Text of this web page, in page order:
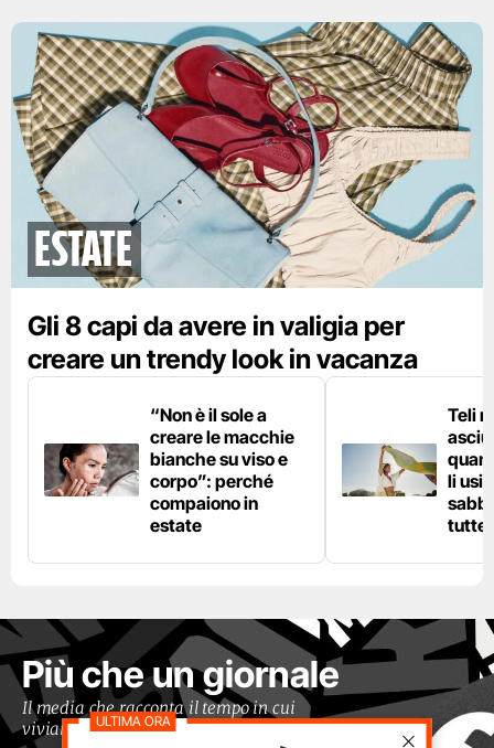
Estate
Gli 8 capi da avere in valigia per
creare un trendy look in vacanza
“Non è il sole a
creare le macchie
bianche su viso e
corpo”: perché
compaiono in
estate
Teli
li
tutte
Più che un giornale
Il media che racconta il tempo in cui
viviamo con occhi moderni